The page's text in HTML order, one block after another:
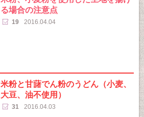
る場合の注意点
19 2016.04.04
米粉と甘藷でん粉のうどん（小麦、
大豆、油不使用）
31 2016.04.03